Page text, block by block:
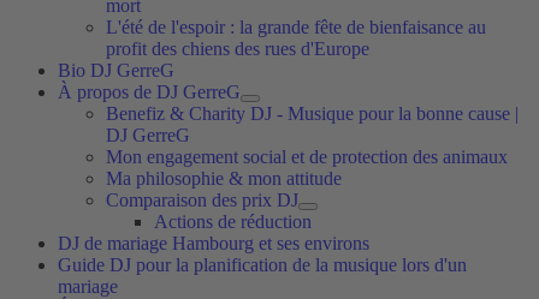
mort
L'été de l'espoir : la grande fête de bienfaisance au
profit des chiens des rues d'Europe
Bio DJ GerreG
À propos de DJ GerreG
Benefiz & Charity DJ - Musique pour la bonne cause |
DJ GerreG
Mon engagement social et de protection des animaux
Ma philosophie & mon attitude
Comparaison des prix DJ
Actions de réduction
DJ de mariage Hambourg et ses environs
Guide DJ pour la planification de la musique lors d'un
mariage